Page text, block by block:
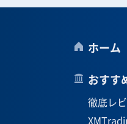
ホーム
おすす
徹底レ